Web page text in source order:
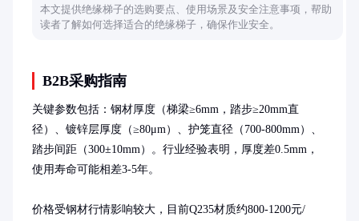
本文提供绝缘梯子的选购要点、使用场景及安全注意事项，帮助
读者了解如何选择适合的绝缘梯子，确保作业安全。
B2B采购指南
关键参数包括：钢材厚度（梯梁≥6mm，踏步≥20mm直
径）、镀锌层厚度（≥80μm）、护笼直径（700-800mm）、
踏步间距（300±10mm）。行业经验表明，厚度差0.5mm，
使用寿命可能相差3-5年。
价格受钢材行情影响较大，目前Q235材质约800-1200元/